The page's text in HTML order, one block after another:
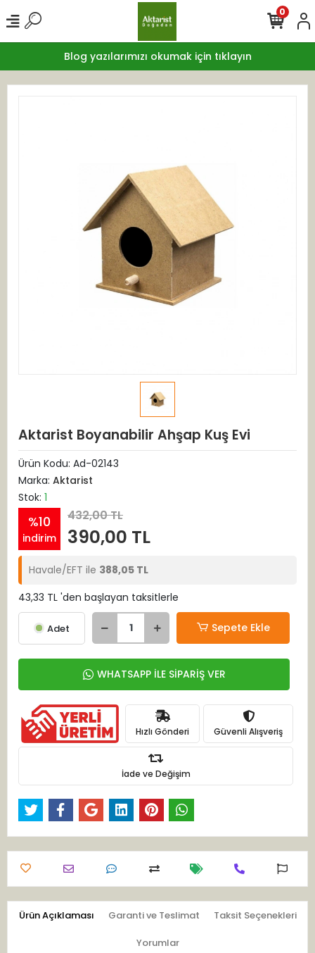
Blog yazılarımızı okumak için tıklayın
0
Aktarist Boyanabilir Ahşap Kuş Evi
Ürün Kodu: Ad-02143
Marka: Aktarist
Stok: 1
%10
indirim
432,00 TL
390,00 TL
Havale/EFT ile 388,05 TL
43,33 TL 'den başlayan taksitlerle
Adet Sepete Ekle
WHATSAPP İLE SİPARİŞ VER
Hızlı Gönderi Güvenli Alışveriş
İade ve Değişim
Ürün Açıklaması Garanti ve Teslimat Taksit Seçenekleri
Yorumlar